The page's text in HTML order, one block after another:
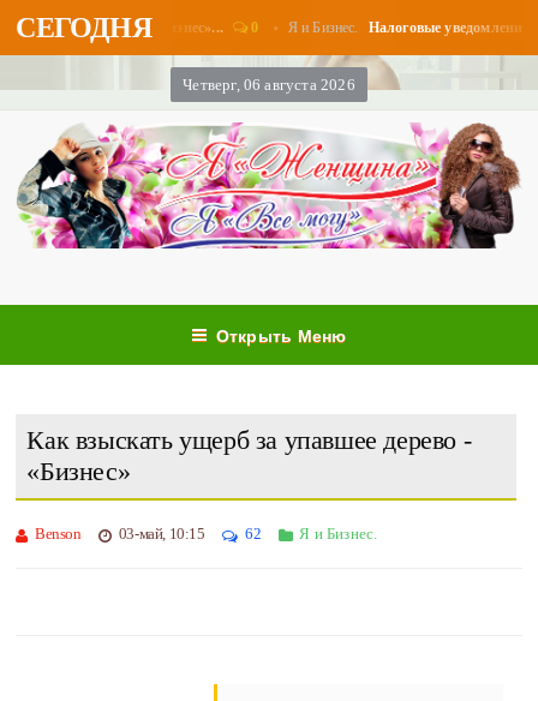
СЕГОДНЯ
в августе - «Бизнес»... 0 Я и Бизнес. Налоговые уведомления и
Четверг, 06 августа 2026
Открыть Меню
Как взыскать ущерб за упавшее дерево -
«Бизнес»
Benson 03-май, 10:15 62 Я и Бизнес.